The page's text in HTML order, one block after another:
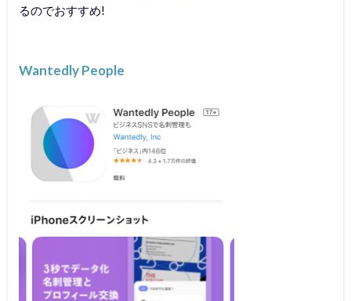
るのでおすすめ!
Wantedly People